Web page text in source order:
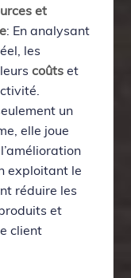
et
: En analysant
les
coûts et
un
elle joue
exploitant le
réduire les
et
client